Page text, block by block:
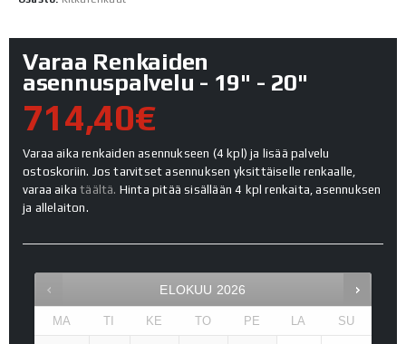
Varaa Renkaiden
asennuspalvelu - 19" - 20"
714,40€
Varaa aika renkaiden asennukseen (4 kpl) ja lisää palvelu
ostoskoriin. Jos tarvitset asennuksen yksittäiselle renkaalle,
varaa aikatäältä. Hinta pitää sisällään 4 kpl renkaita, asennuksen
ja allelaiton.
ELOKUU 2026
MA TI KE TO PE LA SU